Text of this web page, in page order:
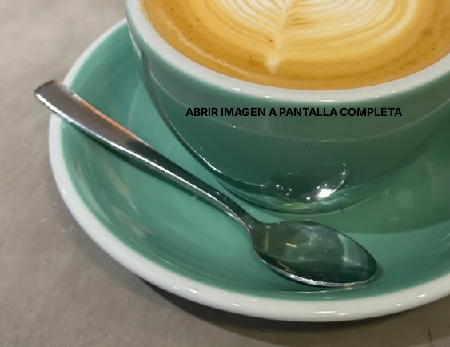
ABRIR IMAGEN A PANTALLA COMPLETA